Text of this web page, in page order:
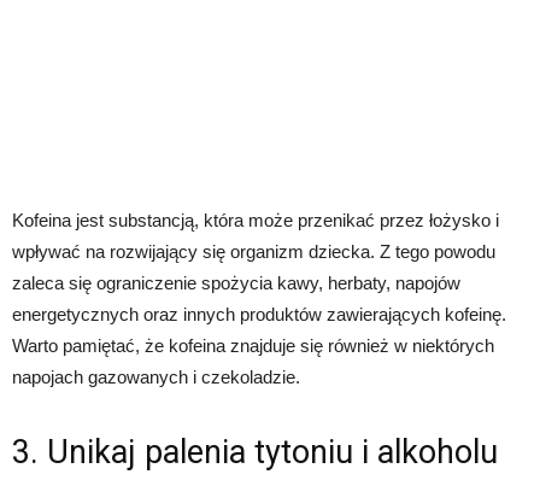
Kofeina jest substancją, która może przenikać przez łożysko i
wpływać na rozwijający się organizm dziecka. Z tego powodu
zaleca się ograniczenie spożycia kawy, herbaty, napojów
energetycznych oraz innych produktów zawierających kofeinę.
Warto pamiętać, że kofeina znajduje się również w niektórych
napojach gazowanych i czekoladzie.
3. Unikaj palenia tytoniu i alkoholu